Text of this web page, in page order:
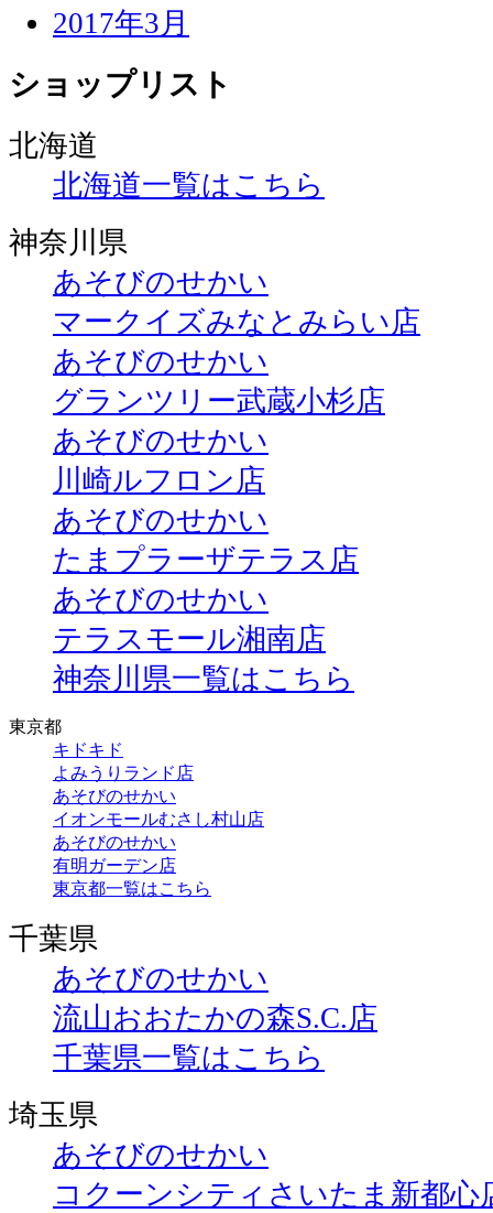
2017年3月
ショップリスト
北海道
北海道一覧はこちら
神奈川県
あそびのせかい
マークイズみなとみらい店
あそびのせかい
グランツリー武蔵小杉店
あそびのせかい
川崎ルフロン店
あそびのせかい
たまプラーザテラス店
あそびのせかい
テラスモール湘南店
神奈川県一覧はこちら
東京都
キドキド
よみうりランド店
あそびのせかい
イオンモールむさし村山店
あそびのせかい
有明ガーデン店
東京都一覧はこちら
千葉県
あそびのせかい
流山おおたかの森S.C.店
千葉県一覧はこちら
埼玉県
あそびのせかい
コクーンシティさいたま新都心